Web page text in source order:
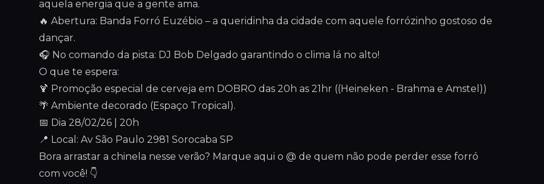
aquela energia que a gente ama.
🔥 Abertura: Banda Forró Euzébio – a queridinha da cidade com aquele forrózinho gostoso de
dançar.
🎧 No comando da pista: DJ Bob Delgado garantindo o clima lá no alto!
O que te espera:
🍹 Promoção especial de cerveja em DOBRO das 20h as 21hr ((Heineken - Brahma e Amstel))
🌴 Ambiente decorado (Espaço Tropical).
📅 Dia 28/02/26 | 20h
📍 Local: Av São Paulo 2981 Sorocaba SP
Bora arrastar a chinela nesse verão? Marque aqui o @ de quem não pode perder esse forró
com você! 👇